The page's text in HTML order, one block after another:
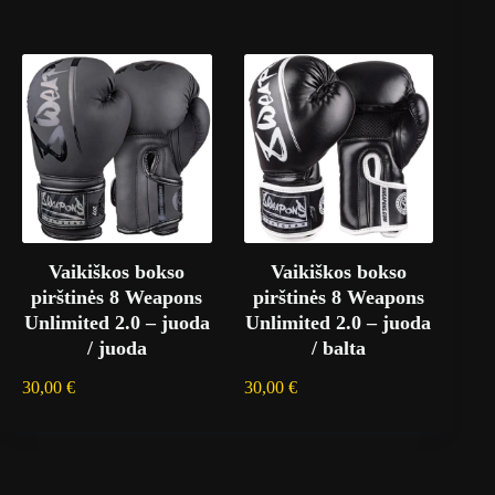
Vaikiškos bokso
pirštinės 8 Weapons
Unlimited 2.0 – juoda
/ juoda
30,00 €
Vaikiškos bokso
pirštinės 8 Weapons
Unlimited 2.0 – juoda
/ balta
30,00 €